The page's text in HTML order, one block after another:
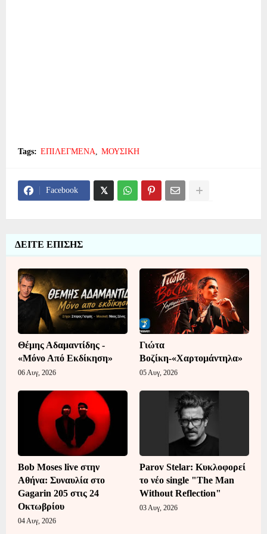
Tags: ΕΠΙΛΕΓΜΕΝΑ ΜΟΥΣΙΚΗ
Facebook
ΔΕΙΤΕ ΕΠΙΣΗΣ
Θέμης Αδαμαντίδης -
«Μόνο Από Εκδίκηση»
06 Αυγ, 2026
Γιώτα
Βοζίκη-«Χαρτομάντηλα»
05 Αυγ, 2026
Bob Moses live στην
Αθήνα: Συναυλία στο
Gagarin 205 στις 24
Οκτωβρίου
04 Αυγ, 2026
Parov Stelar: Κυκλοφορεί
το νέο single "The Man
Without Reflection"
03 Αυγ, 2026